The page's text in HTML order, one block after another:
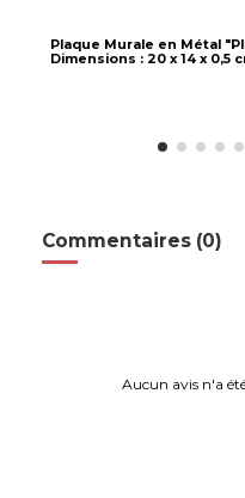
Plaque Murale en Métal
Dimensions : 20 x 14 x 0,5
Commentaires (0)
Aucun avis n'a